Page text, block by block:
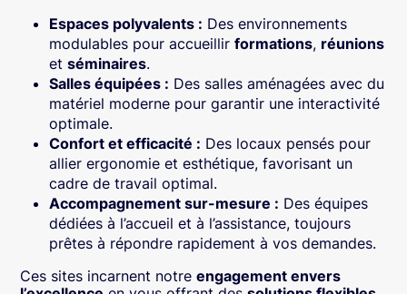
Espaces polyvalents : Des environnements
modulables pour accueillirformations, réunions
etséminaires.
Salles équipées : Des salles aménagées avec du
matériel moderne pour garantir une interactivité
optimale.
Confort et efficacité : Des locaux pensés pour
allier ergonomie et esthétique, favorisant un
cadre de travail optimal.
Accompagnement sur-mesure : Des équipes
dédiées à l’accueil et à l’assistance, toujours
prêtes à répondre rapidement à vos demandes.
Ces sites incarnent notreengagement envers